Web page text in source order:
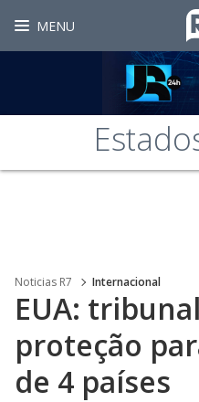
MENU
Noticias R7 Internacional
EUA:
proteção
de 4 países